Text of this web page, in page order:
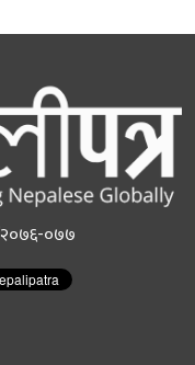
२०७६-०७७